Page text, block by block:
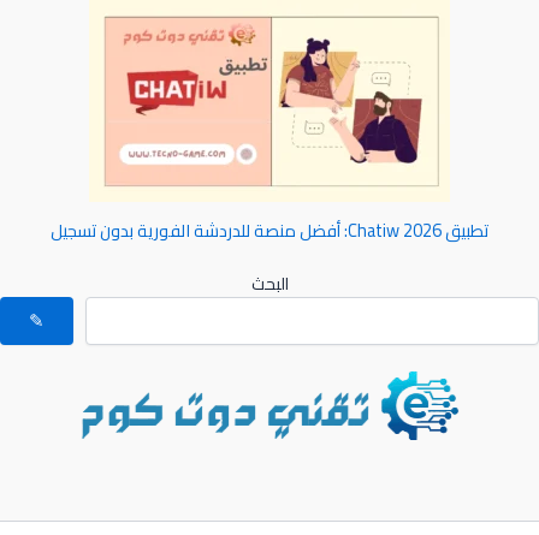
تطبيق Chatiw 2026: أفضل منصة للدردشة الفورية بدون تسجيل
البحث
✎